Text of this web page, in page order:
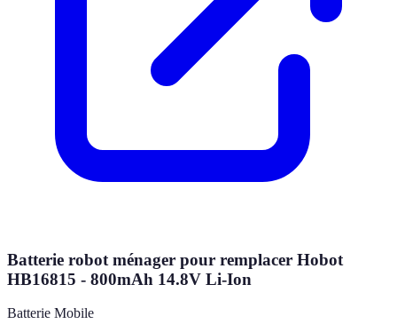
Batterie robot ménager pour remplacer Hobot
HB16815 - 800mAh 14.8V Li-Ion
Batterie Mobile